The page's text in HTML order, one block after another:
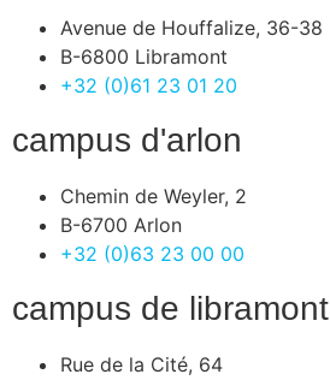
Avenue de Houffalize, 36-38
B-6800 Libramont
+32 (0)61 23 01 20
campus d'arlon
Chemin de Weyler, 2
B-6700 Arlon
+32 (0)63 23 00 00
campus de libramont
Rue de la Cité, 64